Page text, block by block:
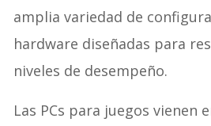
amplia variedad de
hardware diseñadas para
niveles de desempeño.
Las PCs para juegos vienen